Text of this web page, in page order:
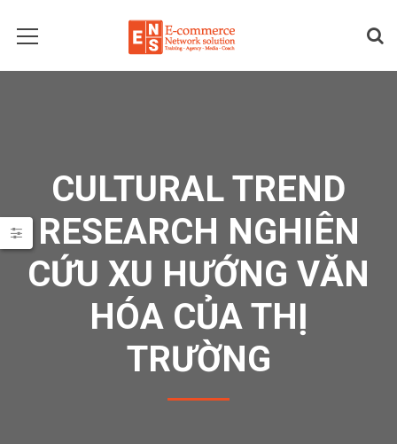
CULTURAL TREND
RESEARCH NGHIÊN
CỨU XU HƯỚNG VĂN
HÓA CỦA THỊ
TRƯỜNG